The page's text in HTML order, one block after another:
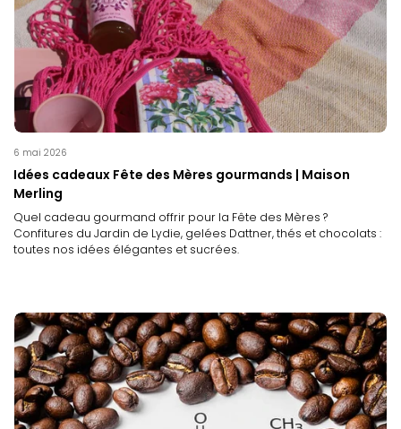
6 mai 2026
Idées cadeaux Fête des Mères gourmands | Maison
Merling
Quel cadeau gourmand offrir pour la Fête des Mères ?
Confitures du Jardin de Lydie, gelées Dattner, thés et chocolats :
toutes nos idées élégantes et sucrées.